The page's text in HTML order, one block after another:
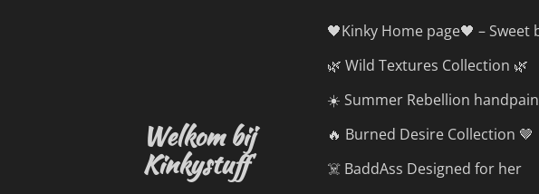
Welkom bij
Kinkystuff
🖤Kinky Home page🖤 –
🌿 Wild Textures Collection 🌿
☀️ Summer Rebellion
🔥 Burned Desire Collection 🤎
☠️ BaddAss Designed for her